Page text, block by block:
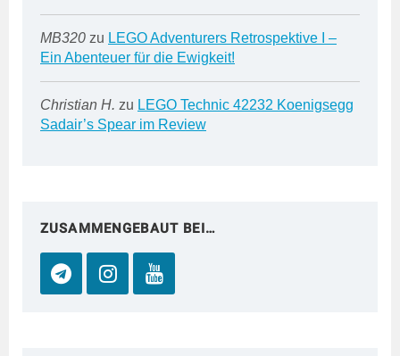
MB320 zu LEGO Adventurers Retrospektive I –
Ein Abenteuer für die Ewigkeit!
Christian H. zu LEGO Technic 42232 Koenigsegg
Sadair’s Spear im Review
ZUSAMMENGEBAUT BEI…